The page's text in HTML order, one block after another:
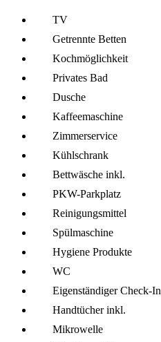
TV
Getrennte Betten
Kochmöglich­keit
Privates Bad
Dusche
Kaffee­maschine
Zimmerservice
Kühl­schrank
Bettwäsche inkl.
PKW-Parkplatz
Reinigungsmittel
Spül­maschine
Hygiene Produkte
WC
Eigenständiger Check-In
Handtücher inkl.
Mikro­welle